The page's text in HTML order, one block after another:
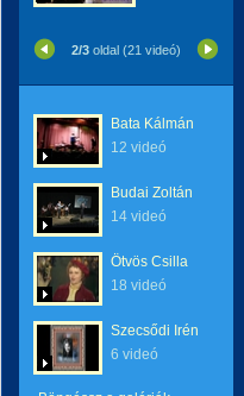
2/3 oldal (21 videó)
Bata Kálmán
12 videó
Budai Zoltán
14 videó
Ötvös Csilla
18 videó
Szecsődi Irén
6 videó